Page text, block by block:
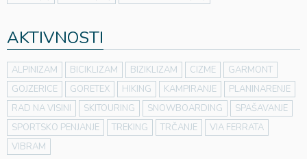
AKTIVNOSTI
ALPINIZAM BICIKLIZAM BIZIKLIZAM CIZME
GARMONT
GOJZERICE
GORETEX HIKING KAMPIRANJE
PLANINARENJE
RAD NA VISINI
SKITOURING SNOWBOARDING
SPAŠAVANJE
SPORTSKO PENJANJE
TREKING TRČANJE
VIA FERRATA
VIBRAM